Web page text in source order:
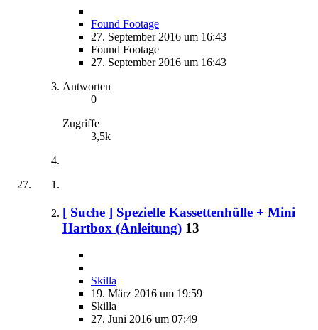
Found Footage
27. September 2016 um 16:43
Found Footage
27. September 2016 um 16:43
Antworten
0
Zugriffe
3,5k
[ Suche ] Spezielle Kassettenhülle + Mini
Hartbox (Anleitung) 13
Skilla
19. März 2016 um 19:59
Skilla
27. Juni 2016 um 07:49